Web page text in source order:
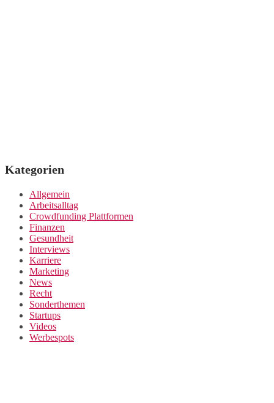
Kategorien
Allgemein
Arbeitsalltag
Crowdfunding Plattformen
Finanzen
Gesundheit
Interviews
Karriere
Marketing
News
Recht
Sonderthemen
Startups
Videos
Werbespots